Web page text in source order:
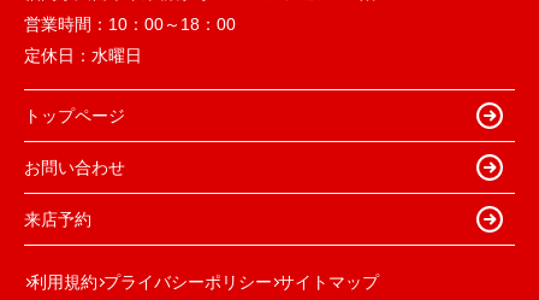
営業時間： 10：00～18：00
定休日： 水曜日
トップページ
お問い合わせ
来店予約
利用規約 プライバシーポリシー サイトマップ